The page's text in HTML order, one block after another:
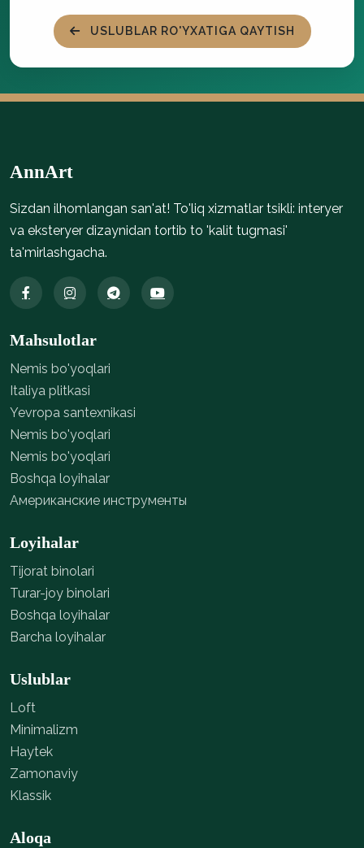
USLUBLAR RO'YXATIGA QAYTISH
AnnArt
Sizdan ilhomlangan san'at! To'liq xizmatlar tsikli: interyer
va eksteryer dizaynidan tortib to 'kalit tugmasi'
ta'mirlashgacha.
Mahsulotlar
Nemis bo'yoqlari
Italiya plitkasi
Yevropa santexnikasi
Nemis bo'yoqlari
Nemis bo'yoqlari
Boshqa loyihalar
Американские инструменты
Loyihalar
Tijorat binolari
Turar-joy binolari
Boshqa loyihalar
Barcha loyihalar
Uslublar
Loft
Minimalizm
Haytek
Zamonaviy
Klassik
Aloqa